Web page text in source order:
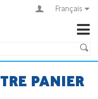
Français
PANIER